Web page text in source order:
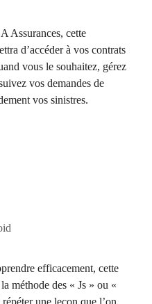
Assurances, cette
d’accéder à vos contrats
vous le souhaitez, gérez
vos demandes de
vos sinistres.
efficacement, cette
méthode des « Js » ou «